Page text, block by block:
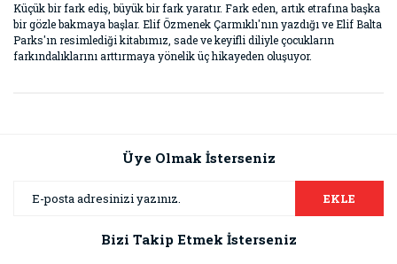
Küçük bir fark ediş, büyük bir fark yaratır. Fark eden, artık etrafına başka
bir gözle bakmaya başlar. Elif Özmenek Çarmıklı'nın yazdığı ve Elif Balta
Parks'ın resimlediği kitabımız, sade ve keyifli diliyle çocukların
farkındalıklarını arttırmaya yönelik üç hikayeden oluşuyor.
Görüş ve önerileriniz için teşekkür ederiz.
Ürün resmi kalitesiz, bozuk veya görüntülenemiyor.
Ürün bilgilerinde hatalar bulunuyor.
Üye Olmak İsterseniz
EKLE
Bizi Takip Etmek İsterseniz